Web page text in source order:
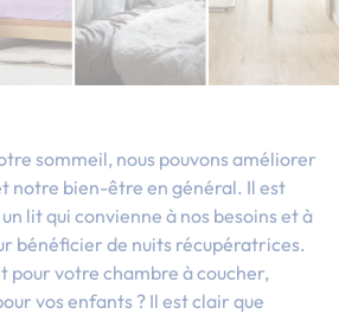
sommeil, nous pouvons améliorer
notre bien-être en général. Il est
lit qui convienne à nos besoins et à
bénéficier de nuits récupératrices.
pour votre chambre à coucher,
vos enfants ? Il est clair que